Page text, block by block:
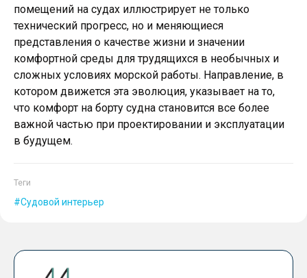
помещений на судах иллюстрирует не только
технический прогресс, но и меняющиеся
представления о качестве жизни и значении
комфортной среды для трудящихся в необычных и
сложных условиях морской работы. Направление, в
котором движется эта эволюция, указывает на то,
что комфорт на борту судна становится все более
важной частью при проектировании и эксплуатации
в будущем.
Теги
Судовой интерьер